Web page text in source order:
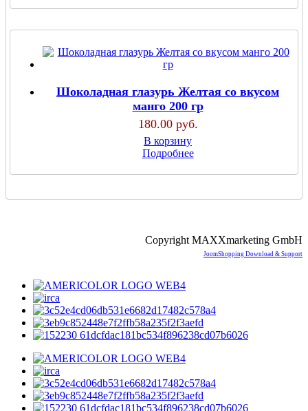
Шоколадная глазурь Желтая со вкусом
манго 200 гр
180.00 руб.
В корзину
Подробнее
Copyright MAXXmarketing GmbH
JoomShopping Download & Support